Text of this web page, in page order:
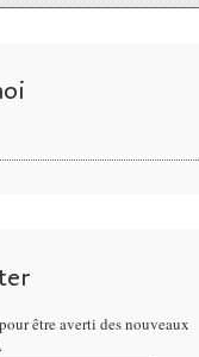
être averti des nouveaux